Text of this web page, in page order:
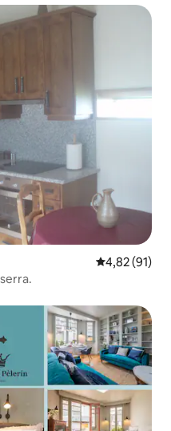
4,82 de uma
4,82 (91)
hóspedes